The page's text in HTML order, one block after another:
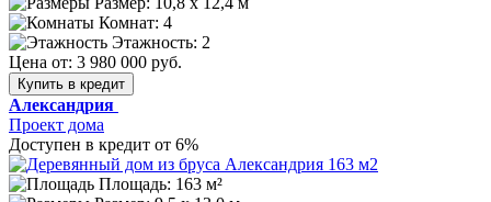
Комнат: 4
Этажность: 2
Цена от: 3 980 000 руб.
Купить в кредит
Александрия
Проект дома
Доступен в кредит от 6%
Площадь: 163 м²